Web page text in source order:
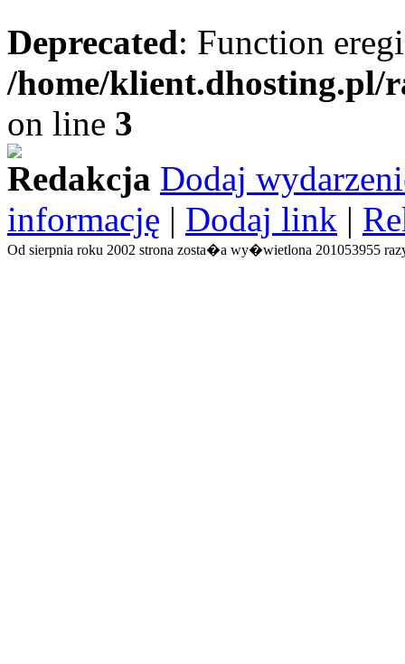
Deprecated: Function
/home/
on line 3
Redakcja Dodaj
informację | Dodaj link |
Od sierpnia roku 2002 strona zosta�a wy�wietlona 201053955